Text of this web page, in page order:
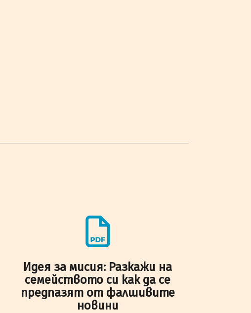
Идея за мисия: Разкажи на
семейството си как да се
предпазят от фалшивите
новини